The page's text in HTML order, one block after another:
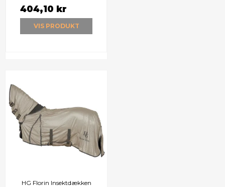
404,10 kr
VIS PRODUKT
HG Florin Insektdækken